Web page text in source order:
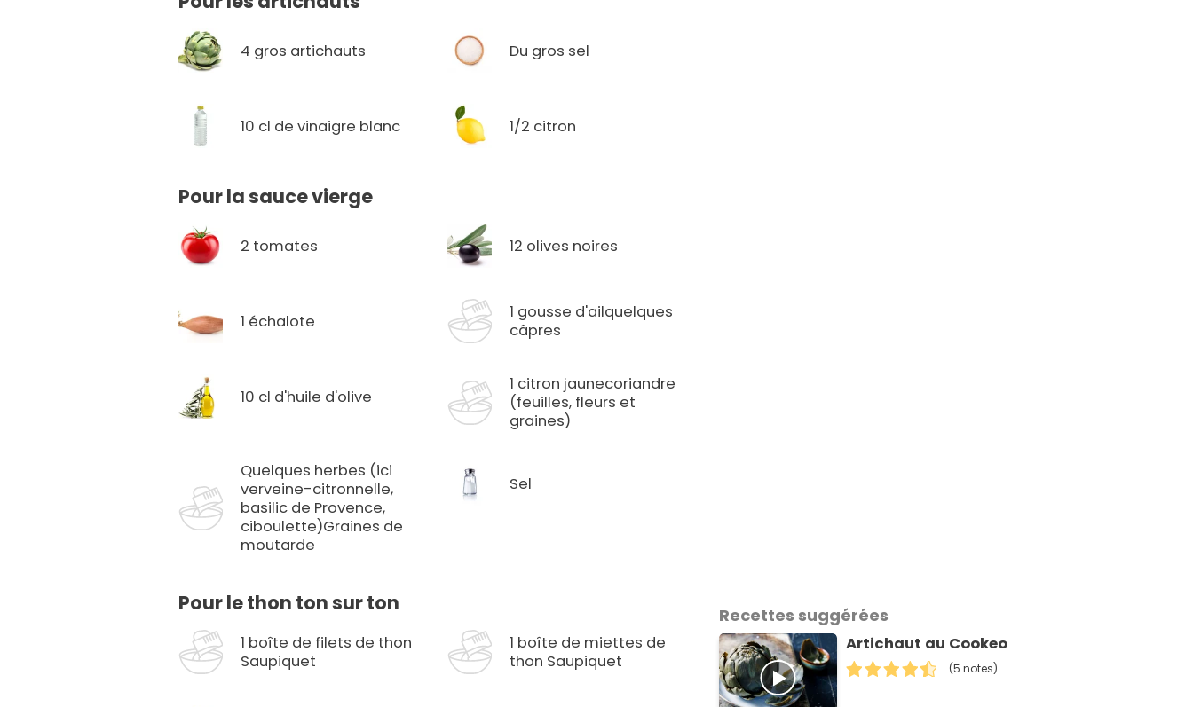
4 gros artichauts Du gros sel
10 cl de vinaigre blanc 1/2 citron
Pour la sauce vierge
2 tomates 12 olives noires
1 échalote
1 gousse d'ailquelques
câpres
10 cl d'huile d'olive
1 citron jaunecoriandre
(feuilles, fleurs et
graines)
Quelques herbes (ici
verveine-citronnelle,
basilic de Provence,
ciboulette)Graines de
moutarde
Sel
Pour le thon ton sur ton
1 boîte de filets de thon
Saupiquet
1 boîte de miettes de
thon Saupiquet
Recettes suggérées
Artichaut au Cookeo
(5 notes)